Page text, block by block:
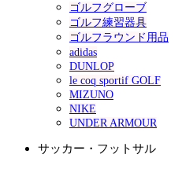
ゴルフグローブ
ゴルフ練習器具
ゴルフラウンド用品
adidas
DUNLOP
le coq sportif GOLF
MIZUNO
NIKE
UNDER ARMOUR
サッカー・フットサル